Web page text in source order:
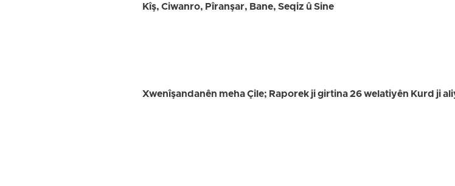
Kîş, Ciwanro, Pîranşar, Bane, Seqiz û Sine
Xwenîşandanên meha Çile; Raporek ji girtina 26 welatiyên Kurd ji